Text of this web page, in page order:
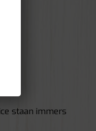
staan immers